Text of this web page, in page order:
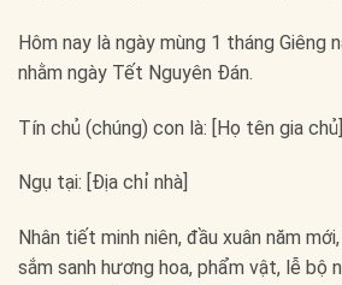
Hôm nay là ngày mùng 1 tháng Giêng
nhằm ngày Tết Nguyên Đán.
Tín chủ (chúng) con là: [Họ tên gia chủ]
Ngụ tại: [Địa chỉ nhà]
Nhân tiết minh niên, đầu xuân năm
sắm sanh hương hoa, phẩm vật, lễ bộ